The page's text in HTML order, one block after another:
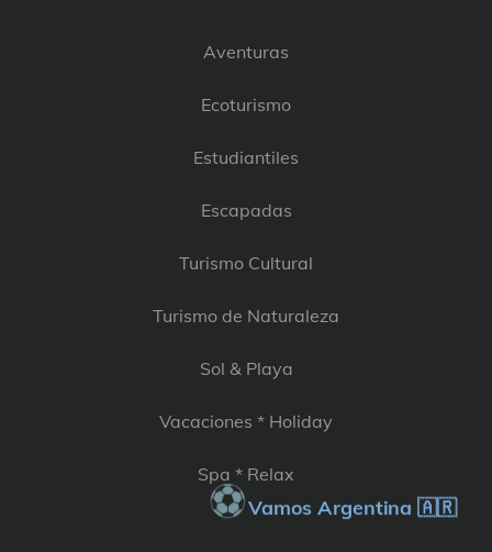
⚽Vamos Argentina 🇦🇷
Aventuras
Ecoturismo
Estudiantiles
Escapadas
Turismo Cultural
Turismo de Naturaleza
Sol & Playa
Vacaciones * Holiday
Spa * Relax